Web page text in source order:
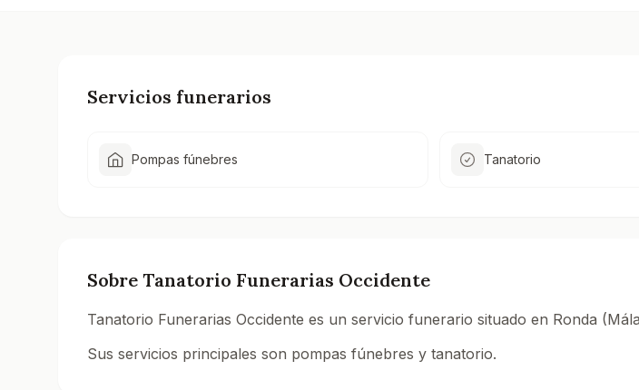
Servicios funerarios
Pompas fúnebres Tanatorio
Sobre Tanatorio Funerarias Occidente
Tanatorio Funerarias Occidente es un servicio funerario situado en Ronda
Sus servicios principales son pompas fúnebres y tanatorio.